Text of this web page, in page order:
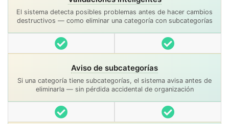
El sistema detecta posibles problemas antes de hacer cambios
destructivos — como eliminar una categoría con subcategorías
Incluido Incluido
Aviso de subcategorías
Si una categoría tiene subcategorías, el sistema avisa antes de
eliminarla — sin pérdida accidental de organización
Incluido Incluido